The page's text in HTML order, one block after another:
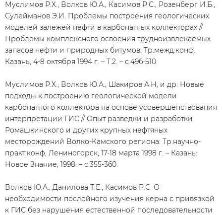
Муслимов Р.Х., Волков Ю.А., Касимов Р.С., Розенберг И.Б.,
Сулейманов Э.И. Проблемы построения геологических
моделей залежей нефти в карбонатных коллекторах //
Проблемы комплексного освоения трудноизвлекаемых
запасов нефти и природных битумов: Тр.межд.конф.
Казань, 4-8 октября 1994 г. – Т.2. – с.496-510.
Муслимов Р.Х., Волков Ю.А., Шакиров А.Н, и др. Новые
подходы к построению геологической модели
карбонатного коллектора на основе усовершенствования
интерпретации ГИС // Опыт разведки и разработки
Ромашкинского и других крупных нефтяных
месторождений Волко-Камского региона: Тр.научно-
практ.конф, Лениногорск, 17-18 марта 1998 г. – Казань:
Новое Знание, 1998. – с.355-360.
Волков Ю.А., Данилова Т.Е., Касимов Р.С. О
необходимости послойного изучения керна с привязкой
к ГИС без нарушения естественной последовательности